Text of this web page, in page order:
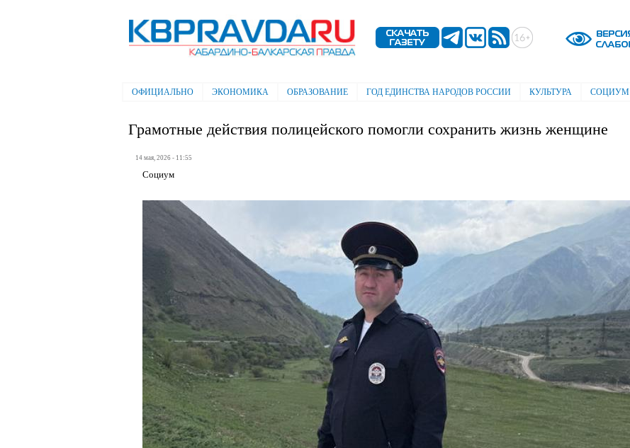
содержанию
Электронная газета "Кабардино-
Балкарская правда"
Главное меню
ОФИЦИАЛЬНО ЭКОНОМИКА ОБРАЗОВАНИЕ ГОД ЕДИНСТВА НАРОДОВ РОССИИ КУЛЬТУРА СОЦИУМ
Грамотные действия полицейского помогли сохранить жизнь женщине
14 мая, 2026 - 11:55
Социум